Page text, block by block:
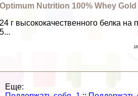
Optimum Nutrition 100% Whey Gold
24 г высококачественного белка на
5...
Еще: